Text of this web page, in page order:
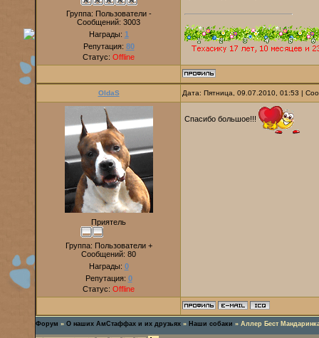
Группа: Пользователи -
Сообщений: 3003
Награды: 1
Репутация: 80
Статус: Offline
OldaS Дата: Пятница, 09.07.2010, 01:53 |
Приятель
Группа: Пользователи +
Сообщений: 80
Награды: 0
Репутация: 0
Статус: Offline
Спасибо большое!!!
Форум » О наших АмСтаффах и их друзьях » Наши собаки » Аллер Бест